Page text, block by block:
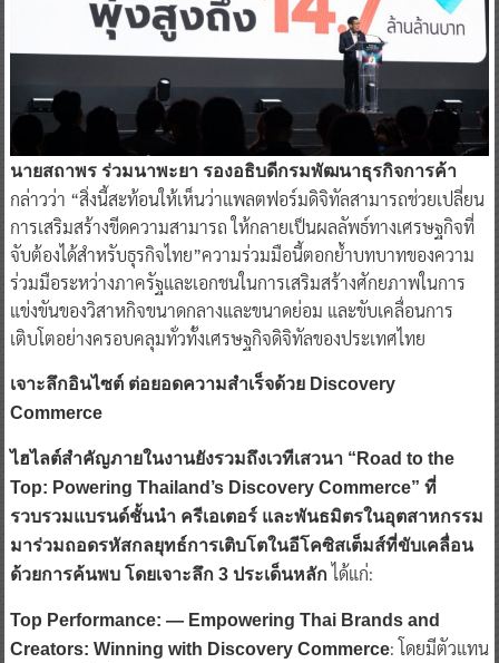
นายสถาพร ร่วมนาพะยา รองอธิบดีกรมพัฒนาธุรกิจการค้า
กล่าวว่า “สิ่งนี้สะท้อนให้เห็นว่าแพลตฟอร์มดิจิทัลสามารถช่วยเปลี่ยน
การเสริมสร้างขีดความสามารถ ให้กลายเป็นผลลัพธ์ทางเศรษฐกิจที่
จับต้องได้สำหรับธุรกิจไทย”ความร่วมมือนี้ตอกย้ำบทบาทของความ
ร่วมมือระหว่างภาครัฐและเอกชนในการเสริมสร้างศักยภาพในการ
แข่งขันของวิสาหกิจขนาดกลางและขนาดย่อม และขับเคลื่อนการ
เติบโตอย่างครอบคลุมทั่วทั้งเศรษฐกิจดิจิทัลของประเทศไทย
เจาะลึกอินไซต์ ต่อยอดความสำเร็จด้วย Discovery
Commerce
ไฮไลต์สำคัญภายในงานยังรวมถึงเวทีเสวนา “Road to the
Top: Powering Thailand’s Discovery Commerce” ที่
รวบรวมแบรนด์ชั้นนำ ครีเอเตอร์ และพันธมิตรในอุตสาหกรรม
มาร่วมถอดรหัสกลยุทธ์การเติบโตในอีโคซิสเต็มส์ที่ขับเคลื่อน
ด้วยการค้นพบ โดยเจาะลึก 3 ประเด็นหลัก ได้แก่:
Top Performance: — Empowering Thai Brands and
Creators: Winning with Discovery Commerce: โดยมีตัวแทน